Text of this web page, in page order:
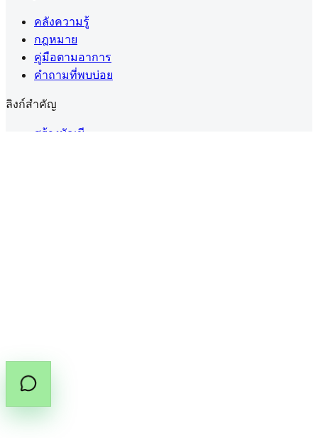
คลังความรู้
กฎหมาย
คู่มือตามอาการ
คำถามที่พบบ่อย
ลิงก์สำคัญ
สร้างบัญชี